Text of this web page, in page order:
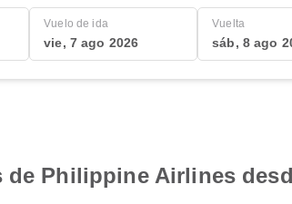
Vuelo de ida
vie, 7 ago 2026
Vuelta
sáb, 8 ago
Philippine Airlines